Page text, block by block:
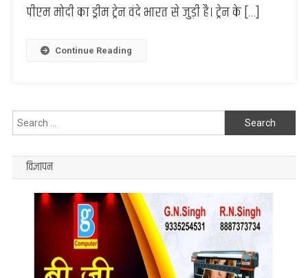
में
खराबी,
पीएम मोदी का ड्रीम ट्रेन वंदे भारत से जुड़ी है। ट्रेन के […]
Continue Reading
Search
for:
विज्ञापन